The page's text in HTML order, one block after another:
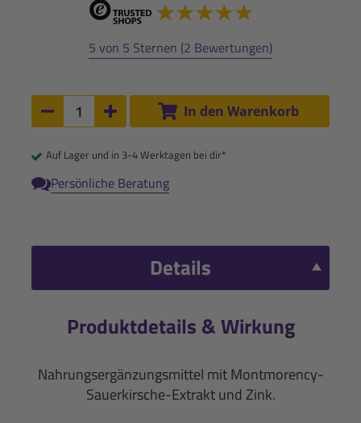
5 von 5 Sternen (2 Bewertungen)
Anzahl:
Anzahl um 1 verringern
Anzahl um 1 erhöhen
In den Warenkorb
Auf Lager und in 3-4 Werktagen bei dir*
Persönliche Beratung
Details
Produktdetails & Wirkung
Nahrungsergänzungsmittel mit Montmorency-
Sauerkirsche-Extrakt und Zink.